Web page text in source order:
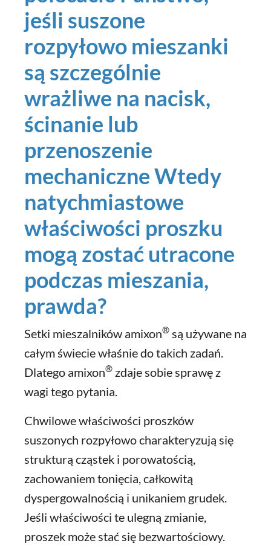
jeśli suszone
rozpyłowo mieszanki
są szczególnie
wrażliwe na nacisk,
ścinanie lub
przenoszenie
mechaniczne Wtedy
natychmiastowe
właściwości proszku
mogą zostać utracone
podczas mieszania,
prawda?
Setki mieszalników amixon® są używane na
całym świecie właśnie do takich zadań.
Dlatego amixon® zdaje sobie sprawę z
wagi tego pytania.
Chwilowe właściwości proszków
suszonych rozpyłowo charakteryzują się
strukturą cząstek i porowatością,
zachowaniem tonięcia, całkowitą
dyspergowalnością i unikaniem grudek.
Jeśli właściwości te ulegną zmianie,
proszek może stać się bezwartościowy.